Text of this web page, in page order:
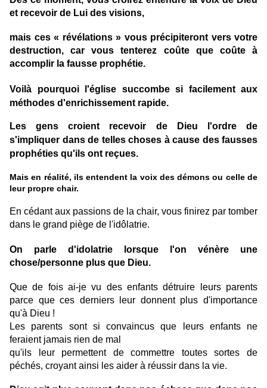
et recevoir de Lui des visions,
mais ces « révélations » vous précipiteront vers votre
destruction, car vous tenterez coûte que coûte à
accomplir la fausse prophétie.
Voilà pourquoi l'église succombe si facilement aux
méthodes d'enrichissement rapide.
Les gens croient recevoir de Dieu l'ordre de
s'impliquer dans de telles choses à cause des fausses
prophéties qu'ils ont reçues.
Mais en réalité, ils entendent la voix des démons ou celle de
leur propre chair.
En cédant aux passions de la chair, vous finirez par tomber
dans le grand piège de l'idôlatrie.
On parle d'idolatrie lorsque l'on vénère une
chose/personne plus que Dieu.
Que de fois ai-je vu des enfants détruire leurs parents
parce que ces derniers leur donnent plus d'importance
qu'à Dieu !
Les parents sont si convaincus que leurs enfants ne
feraient jamais rien de mal
qu'ils leur permettent de commettre toutes sortes de
péchés, croyant ainsi les aider à réussir dans la vie.